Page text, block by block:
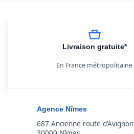
Livraison gratuite*
En France métropolitaine
Agence Nîmes
687 Ancienne route d’Avignon